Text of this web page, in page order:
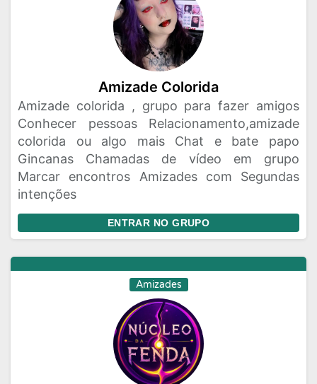
Amizade Colorida
Amizade colorida , grupo para fazer amigos
Conhecer pessoas Relacionamento,amizade
colorida ou algo mais Chat e bate papo
Gincanas Chamadas de vídeo em grupo
Marcar encontros Amizades com Segundas
intenções
ENTRAR NO GRUPO
Amizades